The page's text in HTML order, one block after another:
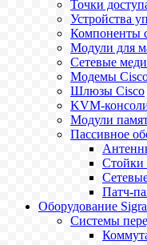
Точки
Устройства
Компоненты
Модули для
Сетевые
Модемы
Шлюзы Cisco
KVM-
Модули
Пассивное
Стойки
Патч-
Оборудование
Системы